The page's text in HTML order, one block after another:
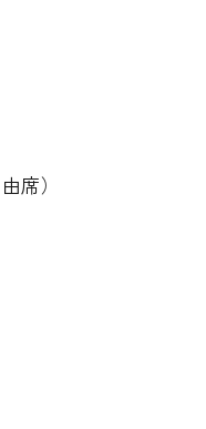
席）